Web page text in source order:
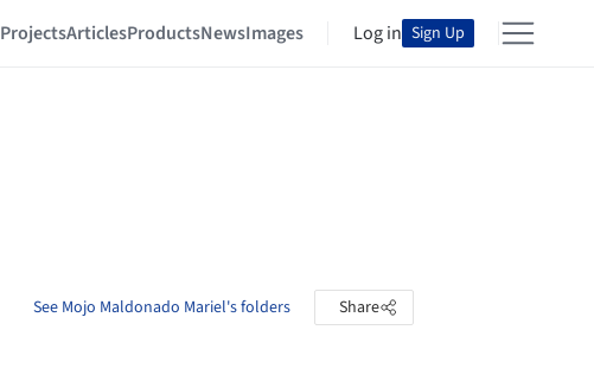
ProjectsArticlesProductsNewsImages Log in Sign Up
See Mojo Maldonado Mariel's folders Share